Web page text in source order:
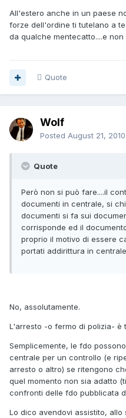
All'estero anche in un paese
forze dell'ordine ti tutelano a
da qualche mentecatto....e non
Quote
Wolf
Posted August 21, 2010
Quote
Però non si può fare....il
documenti in centrale, si
documenti si fa sui
corrisponde ed il
proprio il motivo di essere
portati addirittura in
No, assolutamente.
L'arresto -o fermo di polizia- è
Semplicemente, le fdo
centrale per un controllo (e
arresto o altro) se ritengono
quel momento non sia adatto
confronti delle fdo pubblicata
Lo dico avendovi assistito,